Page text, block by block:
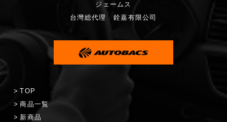
ジェームス
台灣総代理 銓嘉有限公司
TOP
商品一覧
新商品